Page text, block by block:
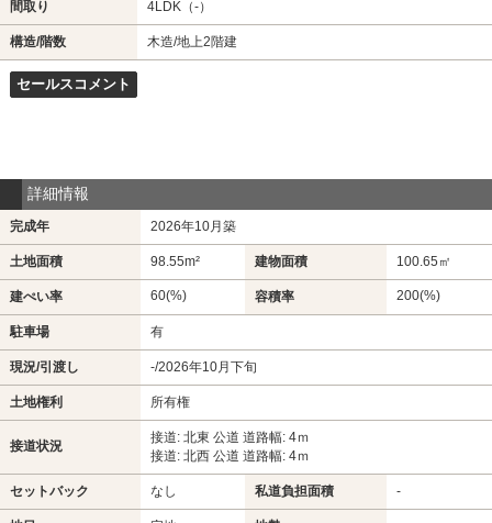
間取り 4LDK（-）
構造/階数 木造/地上2階建
セールスコメント
詳細情報
完成年 2026年10月築
土地面積 98.55m² 建物面積 100.65㎡
建ぺい率 60(%) 容積率 200(%)
駐車場 有
現況/引渡し -/2026年10月下旬
土地権利 所有権
接道状況
接道: 北東 公道 道路幅: 4ｍ
接道: 北西 公道 道路幅: 4ｍ
セットバック なし 私道負担面積 -